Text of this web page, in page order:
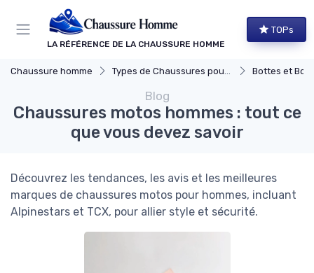
LA RÉFÉRENCE DE LA CHAUSSURE HOMME
TOPs
Chaussure homme Types de Chaussures pour Hommes Bottes et
Blog
Chaussures motos hommes : tout ce
que vous devez savoir
Découvrez les tendances, les avis et les meilleures
marques de chaussures motos pour hommes, incluant
Alpinestars et TCX, pour allier style et sécurité.
Panneau de gestion des cookies